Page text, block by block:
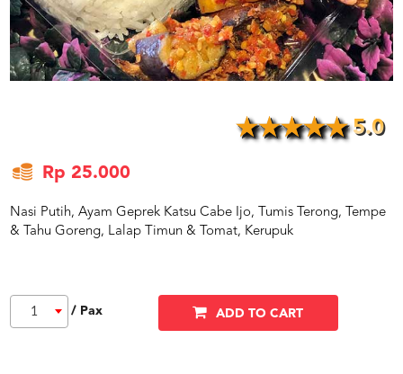
CALL
CENTER
021
5091
3494
5.0
Rp 25.000
Nasi Putih, Ayam Geprek Katsu Cabe Ijo, Tumis Terong, Tempe
& Tahu Goreng, Lalap Timun & Tomat, Kerupuk
1 / Pax ADD TO CART